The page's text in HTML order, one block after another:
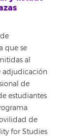
que se
al
adjudicación
de
estudiantes
de
for Studies